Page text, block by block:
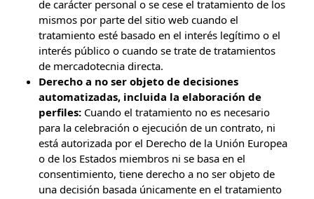
de carácter personal o se cese el tratamiento de los
mismos por parte del sitio web cuando el
tratamiento esté basado en el interés legítimo o el
interés público o cuando se trate de tratamientos
de mercadotecnia directa.
Derecho a no ser objeto de decisiones
automatizadas, incluida la elaboración de
perfiles: Cuando el tratamiento no es necesario
para la celebración o ejecución de un contrato, ni
está autorizada por el Derecho de la Unión Europea
o de los Estados miembros ni se basa en el
consentimiento, tiene derecho a no ser objeto de
una decisión basada únicamente en el tratamiento